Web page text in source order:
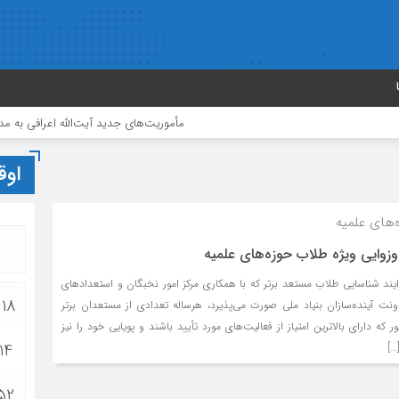
مأموریت‌های جدید آیت‌الله اعرافی به مدیران حوزه‌های
علمیه
ویژه طلاب حوزه‌های علمیه
شناسایی طلاب مستعد برتر که با همکاری مرکز امور نخبگان و استعدادهای
آینده‌سازان بنیاد ملی صورت می‌پذیرد، هرساله تعدادی از مستعدان برتر
دارای بالاترین امتیاز از فعالیت‌های مورد تأیید باشند و پویایی خود را نیز